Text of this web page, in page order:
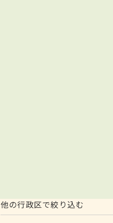
他の行政区で絞り込む